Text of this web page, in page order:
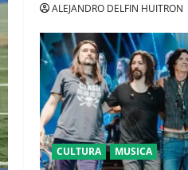
ALEJANDRO DELFIN HUITRON
CULTURA MUSICA